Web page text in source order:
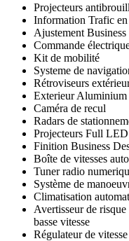
Projecteurs
Information Trafic
Ajustement Business
Commande
Kit de mobilité
Systeme de
Rétroviseurs
Exterieur Aluminium
Caméra de recul
Radars de
Projecteurs Full LED
Finition Business
Boîte de vitesses
Tuner radio
Système de
Climatisation
Avertisseur de
basse vitesse
Régulateur de